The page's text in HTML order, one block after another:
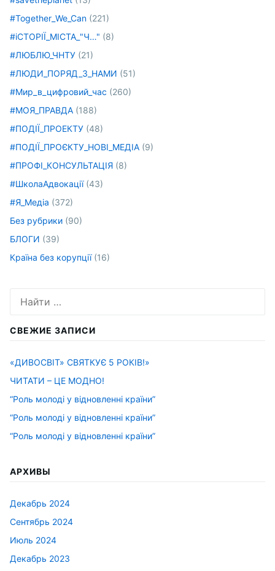
#Together_We_Can (221)
#іСТОРІЇ_МІСТА_"Ч…" (8)
#ЛЮБЛЮ_ЧНТУ (21)
#ЛЮДИ_ПОРЯД_З_НАМИ (51)
#Мир_в_цифровий_час (260)
#МОЯ_ПРАВДА (188)
#ПОДІЇ_ПРОЕКТУ (48)
#ПОДІЇ_ПРОЄКТУ_НОВІ_МЕДІА (9)
#ПРОФІ_КОНСУЛЬТАЦІЯ (8)
#ШколаАдвокації(43)
#Я_Медіа (372)
Без рубрики (90)
БЛОГИ (39)
Країна без корупції(16)
СВЕЖИЕ ЗАПИСИ
«ДИВОСВІТ» СВЯТКУЄ 5 РОКІВ!»
ЧИТАТИ – ЦЕ МОДНО!
“Роль молоді у відновленні країни”
“Роль молоді у відновленні країни”
“Роль молоді у відновленні країни”
АРХИВЫ
Декабрь 2024
Сентябрь 2024
Июль 2024
Декабрь 2023